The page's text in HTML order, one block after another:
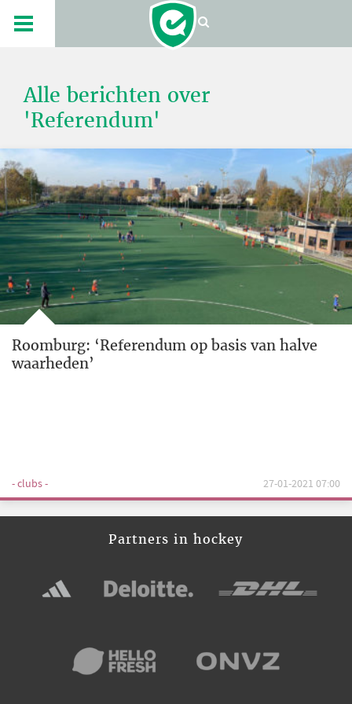
Alle berichten over
'Referendum'
Roomburg: ‘Referendum op basis van halve
waarheden’
- clubs - 27-01-2021 07:00
Partners in hockey